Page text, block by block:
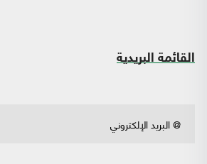
القائمة البريدية